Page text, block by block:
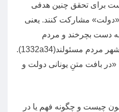
برای تحقق چنین هدفی
«دولت» مشارکت کنند. یعنی
دست بچرخند و مردم
مردم مسئولند(1332a34).
«در بافت متنِ یونانی دولت و
چیست و چگونه فهم یا در